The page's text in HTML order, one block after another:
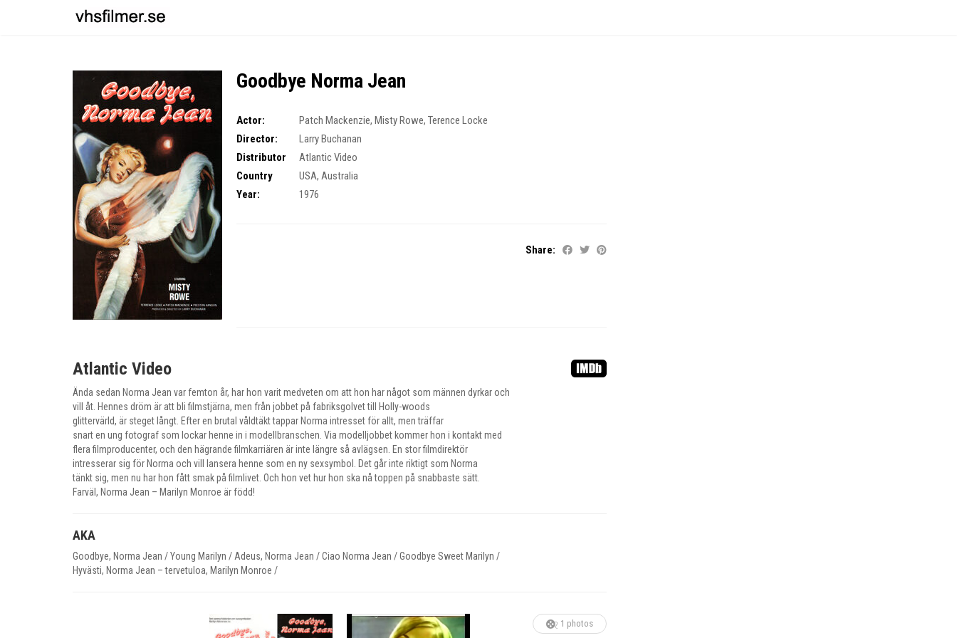
Goodbye Norma Jean
Actor: Patch Mackenzie,Misty Rowe,Terence Locke
Director:
Larry Buchanan
Distributor
Atlantic Video
Country
USA,Australia
Year:
1976
Share:
Atlantic Video
Ända sedan Norma Jean var femton år, har hon varit medveten om att hon har något som männen dyrkar och
vill åt. Hennes dröm är att bli filmstjärna, men från jobbet på fabriksgolvet till Holly-woods
glittervärld, är steget långt. Efter en brutal våldtäkt tappar Norma intresset för allt, men träffar
snart en ung fotograf som lockar henne in i modellbranschen. Via modelljobbet kommer hon i kontakt med
flera filmproducenter, och den hägrande filmkarriären är inte längre så avlägsen. En stor filmdirektör
intresserar sig för Norma och vill lansera henne som en ny sexsymbol. Det går inte riktigt som Norma
tänkt sig, men nu har hon fått smak på filmlivet. Och hon vet hur hon ska nå toppen på snabbaste sätt.
Farväl, Norma Jean – Marilyn Monroe är född!
AKA
Goodbye, Norma Jean / Young Marilyn / Adeus, Norma Jean / Ciao Norma Jean / Goodbye Sweet Marilyn /
Hyvästi, Norma Jean – tervetuloa, Marilyn Monroe /
1 photos